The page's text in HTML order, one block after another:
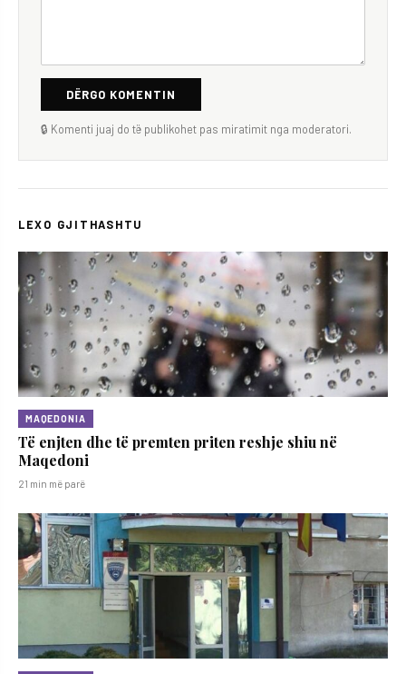
DËRGO KOMENTIN
🔒 Komenti juaj do të publikohet pas miratimit nga moderatori.
LEXO GJITHASHTU
MAQEDONIA
Të enjten dhe të premten priten reshje shiu në
Maqedoni
21 min më parë